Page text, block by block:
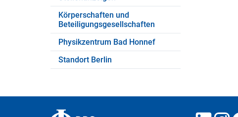
Körperschaften und
Beteiligungsgesellschaften
Physikzentrum Bad Honnef
Standort Berlin